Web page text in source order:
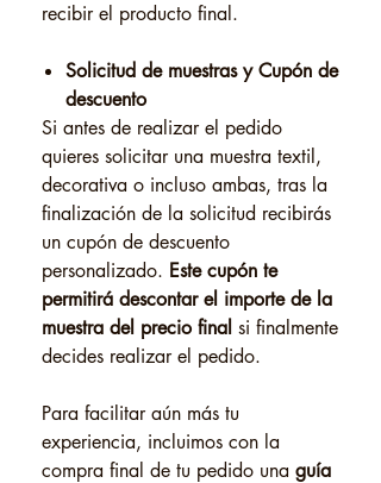
recibir el producto final.
Solicitud de muestras y Cupón de
descuento
Si antes de realizar el pedido
quieres solicitar una muestra textil,
decorativa o incluso ambas, tras la
finalización de la solicitud recibirás
un cupón de descuento
personalizado. Este cupón te
permitirá descontar el importe de la
muestra del precio final si finalmente
decides realizar el pedido.
Para facilitar aún más tu
experiencia, incluimos con la
compra final de tu pedido una guía